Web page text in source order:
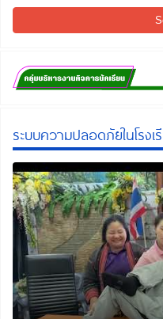
ระบบความปลอดภัยในโรงเ